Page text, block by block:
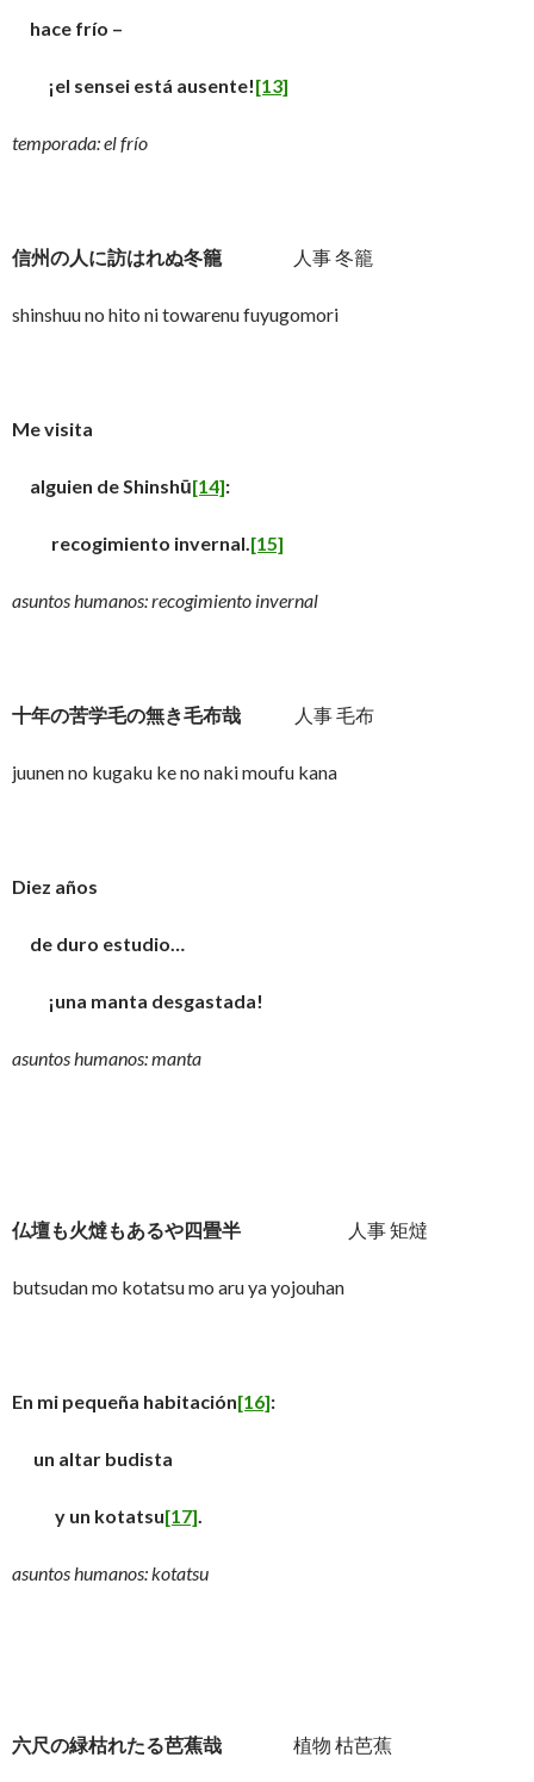
hace frío –
¡el sensei está ausente![13]
temporada: el frío
信州の人に訪はれぬ冬籠人事 冬籠
shinshuu no hito ni towarenu fuyugomori
Me visita
alguien de Shinshū[14]:
recogimiento invernal.[15]
asuntos humanos: recogimiento invernal
十年の苦学毛の無き毛布哉 人事 毛布
juunen no kugaku ke no naki moufu kana
Diez años
de duro estudio…
¡una manta desgastada!
asuntos humanos: manta
仏壇も火燵もあるや四畳半 人事 矩燵
butsudan mo kotatsu mo aru ya yojouhan
En mi pequeña habitación[16]:
un altar budista
y un kotatsu[17].
asuntos humanos: kotatsu
六尺の緑枯れたる芭蕉哉 植物 枯芭蕉